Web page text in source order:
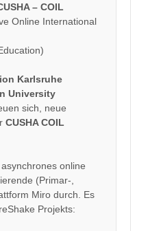
– COIL
Online International
Karlsruhe
University
sich, neue
CUSHA COIL
online
(Primar-,
Miro durch. Es
Projekts: